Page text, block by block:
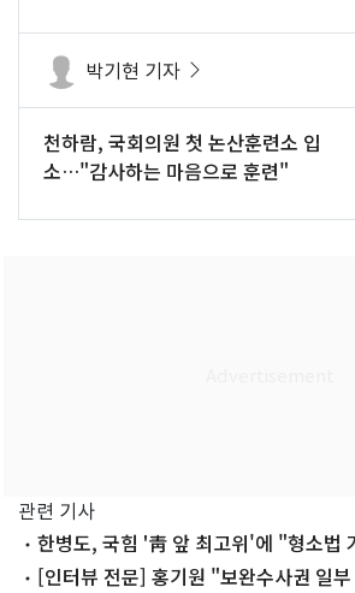
박기현 기자
천하람, 국회의원 첫 논산훈련소 입
소…"감사하는 마음으로 훈련"
관련 기사
한병도, 국힘 '靑 앞 최고위'에 "형소법
없어"
[인터뷰 전문] 홍기원 "보완수사권 일